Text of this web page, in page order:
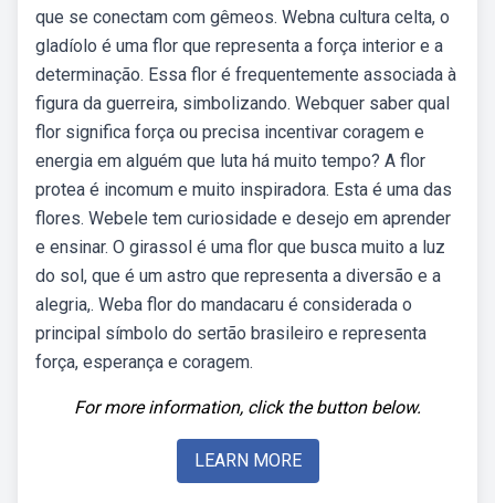
que se conectam com gêmeos. Webna cultura celta, o
gladíolo é uma flor que representa a força interior e a
determinação. Essa flor é frequentemente associada à
figura da guerreira, simbolizando. Webquer saber qual
flor significa força ou precisa incentivar coragem e
energia em alguém que luta há muito tempo? A flor
protea é incomum e muito inspiradora. Esta é uma das
flores. Webele tem curiosidade e desejo em aprender
e ensinar. O girassol é uma flor que busca muito a luz
do sol, que é um astro que representa a diversão e a
alegria,. Weba flor do mandacaru é considerada o
principal símbolo do sertão brasileiro e representa
força, esperança e coragem.
For more information, click the button below.
LEARN MORE